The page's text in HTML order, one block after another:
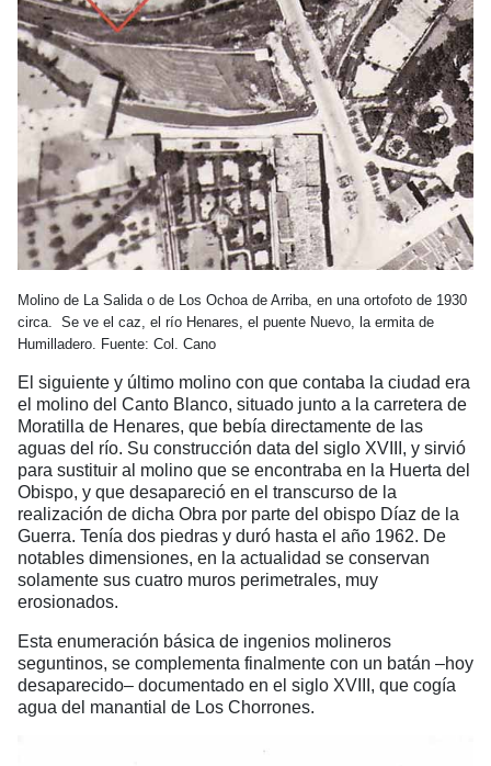
Molino de La Salida o de Los Ochoa de Arriba, en una ortofoto de 1930
circa. Se ve el caz, el río Henares, el puente Nuevo, la ermita de
Humilladero. Fuente: Col. Cano
El siguiente y último molino con que contaba la ciudad era
el molino del Canto Blanco, situado junto a la carretera de
Moratilla de Henares, que bebía directamente de las
aguas del río. Su construcción data del siglo XVIII, y sirvió
para sustituir al molino que se encontraba en la Huerta del
Obispo, y que desapareció en el transcurso de la
realización de dicha Obra por parte del obispo Díaz de la
Guerra. Tenía dos piedras y duró hasta el año 1962. De
notables dimensiones, en la actualidad se conservan
solamente sus cuatro muros perimetrales, muy
erosionados.
Esta enumeración básica de ingenios molineros
seguntinos, se complementa finalmente con un batán –hoy
desaparecido– documentado en el siglo XVIII, que cogía
agua del manantial de Los Chorrones.